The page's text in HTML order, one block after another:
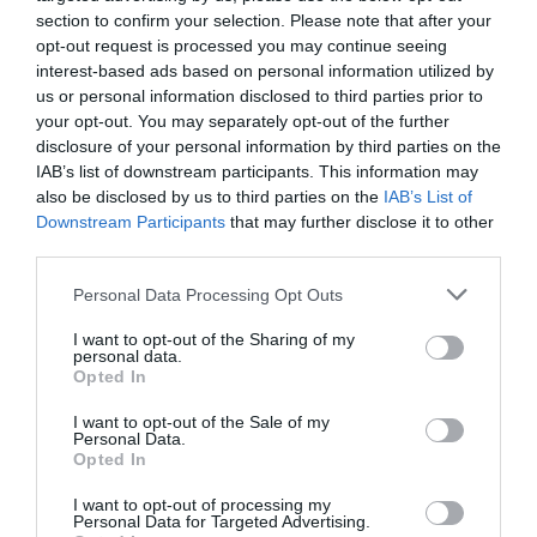
section to confirm your selection. Please note that after your
opt-out request is processed you may continue seeing
interest-based ads based on personal information utilized by
us or personal information disclosed to third parties prior to
your opt-out. You may separately opt-out of the further
disclosure of your personal information by third parties on the
IAB’s list of downstream participants. This information may
also be disclosed by us to third parties on the IAB’s List of
Downstream Participants that may further disclose it to other
Personal Data Processing Opt Outs
I want to opt-out of the Sharing of my
personal data.
Opted In
I want to opt-out of the Sale of my
Personal Data.
Opted In
I want to opt-out of processing my
Personal Data for Targeted Advertising.
μνήμης σου.Τι λες; Θα τα καταφέρεις να απαντήσεις
και στις δέκα σωστά;
ΔΗΜΟΦΙΛΕΣΤΕΡΑ ΗΜΕΡΑΣ